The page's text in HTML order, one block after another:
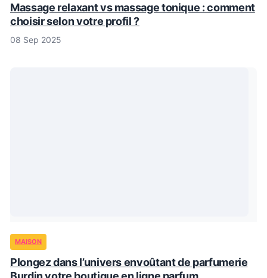
Massage relaxant vs massage tonique : comment
choisir selon votre profil ?
08 Sep 2025
MAISON
Plongez dans l’univers envoûtant de parfumerie